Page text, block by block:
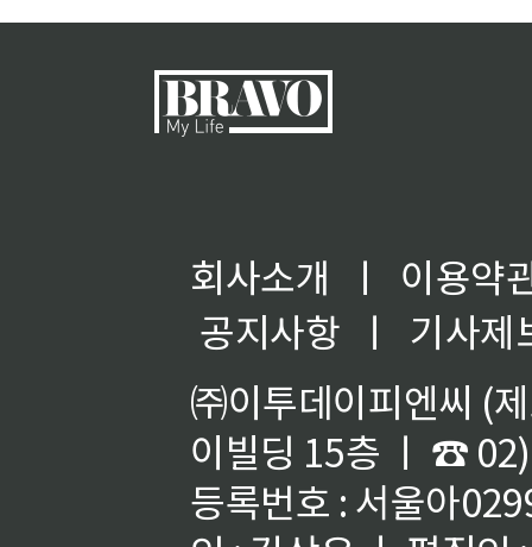
회사소개 ㅣ
이용약
공지사항
ㅣ
기사제
㈜이투데이피엔씨 (
이빌딩 15층 ㅣ ☎
등록번호 : 서울아